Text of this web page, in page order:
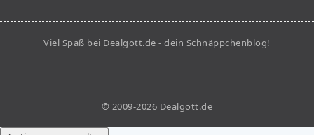
Viel Spaß bei Dealgott.de - dein Schnäppchenblog!
© 2009-2026 Dealgott.de